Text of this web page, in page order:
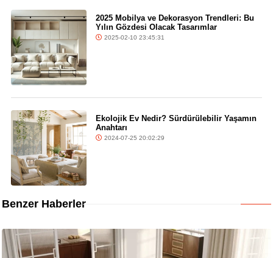
2025 Mobilya ve Dekorasyon Trendleri: Bu
Yılın Gözdesi Olacak Tasarımlar
2025-02-10 23:45:31
Ekolojik Ev Nedir? Sürdürülebilir Yaşamın
Anahtarı
2024-07-25 20:02:29
Benzer Haberler